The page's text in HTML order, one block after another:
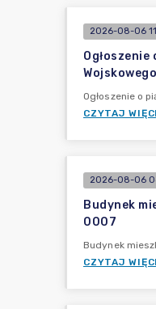
2026-08-06
Wojskowego
Ogłoszenie o
CZYTAJ
2026-08-06
Budynek
0007
Budynek
CZYTAJ